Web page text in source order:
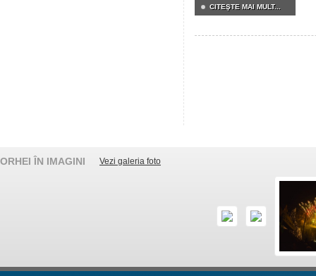
CITEŞTE MAI MULT...
ORHEI ÎN IMAGINI Vezi galeria foto